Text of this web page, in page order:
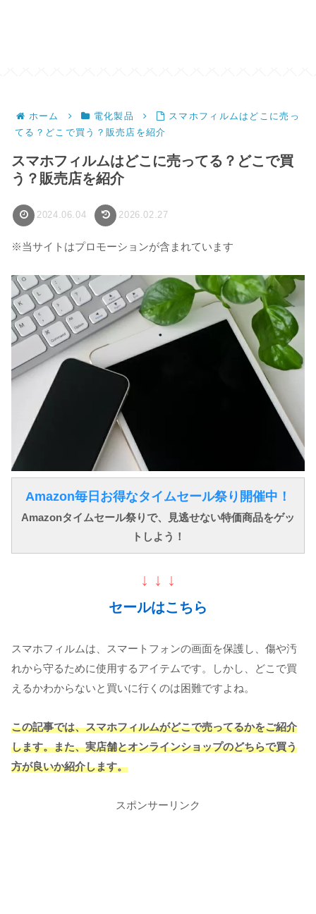
ホーム 電化製品
スマホフィルムはどこに売っ
てる？どこで買う？販売店を紹介
スマホフィルムはどこに売ってる？どこで買
う？販売店を紹介
2024.06.04 2026.02.27
※当サイトはプロモーションが含まれています
Amazon毎日お得なタイムセール祭り開催中！
Amazonタイムセール祭りで、見逃せない特価商品をゲッ
トしよう！
↓ ↓ ↓
セールはこちら
スマホフィルムは、スマートフォンの画面を保護し、傷や汚
れから守るために使用するアイテムです。しかし、どこで買
えるかわからないと買いに行くのは困難ですよね。
この記事では、スマホフィルムがどこで売ってるかをご紹介
します。また、実店舗とオンラインショップのどちらで買う
方が良いか紹介します。
スポンサーリンク